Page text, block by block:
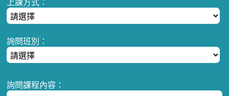
上課方式：
詢問班別：
詢問課程內容：